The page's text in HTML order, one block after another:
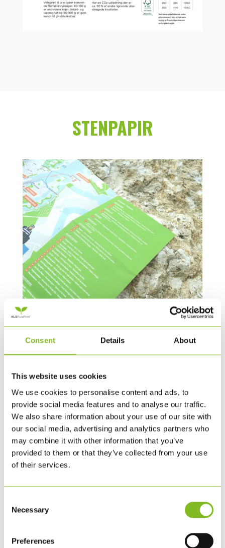
Consent Details About
This website uses cookies
We use cookies to personalise content and ads, to
provide social media features and to analyse our traffic.
We also share information about your use of our site with
our social media, advertising and analytics partners who
may combine it with other information that you’ve
provided to them or that they’ve collected from your use
of their services.
Selection
Necessary
Preferences
STENPAPIR
PAPIR LAVET AF STEN
Stenpapir er lavet af knust kalksten. Det er stærkt og
vandtæt, men blødt og lækkert at røre ved.
Det har aldrig set skyggen af et træ, og det koster ikke en
dråbe vand at producere. Stenpapir er et bæredygtigt
alternativ til almindeligt træpapir.
oplagt til opgaver, hvis man ønsker et mere bæredygtigt
påvirkes af vand, gør det meget velegnet til bykort,